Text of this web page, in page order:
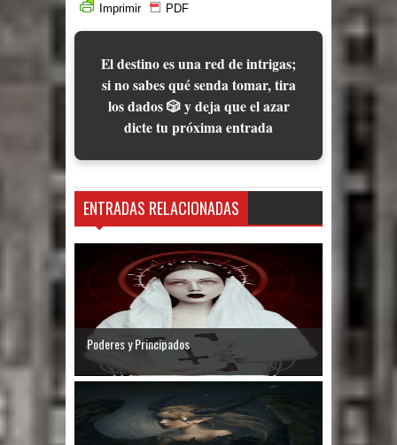
Imprimir PDF
El destino es una red de intrigas;
si no sabes qué senda tomar, tira
los dados 🎲 y deja que el azar
dicte tu próxima entrada
ENTRADAS RELACIONADAS
Poderes y Principados